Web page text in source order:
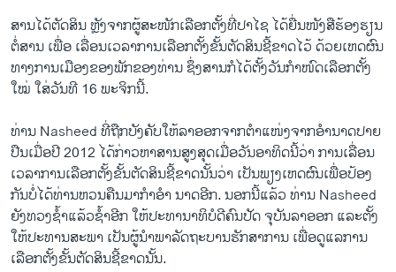
ພາສາຕ່າງໆ
ສານ​ໄດ້​ຕັດສິນ ຫຼັງຈາກຜູ້​ສະ​ໜັກ​ເລືອກ​ຕັ້ງ​ທີ່​ປາ​ໄຊ ​ໄດ້​ຍື່ນ​ໜັງສື​ຮ້ອງຮຽນ​
ຕໍ່​ສານ​ ​ເພື່ອ​ ເລື່ອນ​ເວລາ​ການ​ເລືອກ​ຕັ້ງ​ຂັ້ນ​ຕັດ​ສິນ​ຊີ້​ຂາດ​ໄວ້ ດ້ວຍ​ເຫດຜົນ​
ທາງ​ການ​ເມືອງ​ຂອງ​ພັກ​ຂອງ​ທ່ານ ຊຶ່ງ​ສານ​ກໍ​ໄດ້​ຕັ້ງ​ວັນ​ກໍາໜົດ​ເລືອກຕັ້ງ
ໃໝ່ ​ໃສ່​ວັນ​ທີ 16 ພະຈິກ​ນີ້.
ທ່ານ Nasheed ທີ່​ຖືກ​ບັງຄັບ​ໃຫ້​ລາ​ອອກ​ຈາກ​ຕໍາ​ແໜ່​ງຈາກ​ອໍານາດ​ປາຍ​
ປືນ​ເມື່ອ​ປີ 2012 ​ໄດ້​ກ່າວ​ຫາ​ສານ​ສູງ​ສຸດ​ເມື່ອ​ວັນ​ອາທິດ​ນີ້​ວ່າ ການ​ເລື່ອນ
ເວລາ​ການ​ເລືອກ​ຕັ້ງ​ຂັ້ນ​ຕັດສິນ​ຊີ້​ຂາດນັ້ນ​ວ່າ ​ເປັນ​ພຽງ​ເຫດຜົນ​ເພື່ອ​ປ້ອງ
ກັນ​ບໍ່​ໄດ້​ທ່ານ​ຫວນ​ຄືນ​ມາ​ກໍາ​ອໍາ ນາດ​ອີກ. ນອກ​ນີ້​ແລ້ວ ທ່ານ Nasheed
ຍັງ​ທວງ​ຊໍ້າ​ແລ້ວ​ຊໍ້າ​ອີກ ໃຫ້​ປະທານາທິບໍດີ​ຄົນ​ປັດ ຈຸບັນ​ລາ​ອອກ ​ແລະຕັ້ງ ​
ໃຫ້​ປະທານ​ສະພາ ເປັນ​ຜູ້​ນໍາພາ​ລັດຖະບານ​ຮັກສາ​ການ​ ເພື່ອດູແລ​ການ​
ເລືອກ​ຕັ້ງຂັ້ນ​ຕັດສິນ​ຊີ້​ຂາດ​ນັ້ນ.